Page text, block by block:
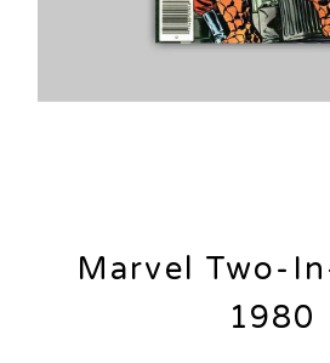
Marvel Two-
1980